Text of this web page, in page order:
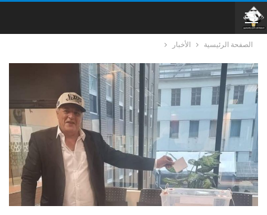
الصفحة الرئيسية الأخبار